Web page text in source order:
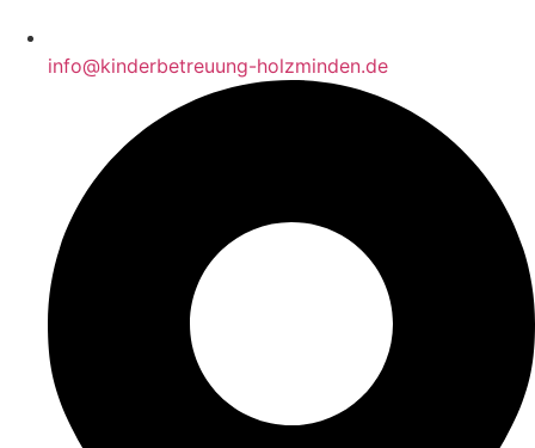
info@kinderbetreuung-holzminden.de